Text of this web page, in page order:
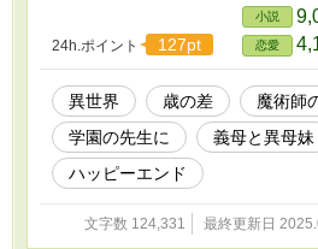
24h.ポイント 127pt
小説
恋愛
異世界 歳の差
魔術師
学園の先生に
義母と異母妹
ハッピーエンド
文字数 124,331 最終更新日